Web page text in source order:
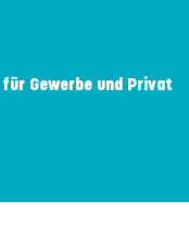
Gewerbe und Privat